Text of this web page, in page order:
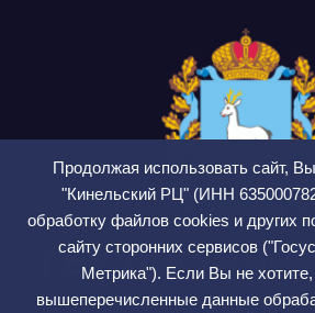
Продолжая использовать сайт,
"Кинельский РЦ" (ИНН
обработку файлов cookies и других
сайту сторонних сервисов
Метрика"). Если Вы не
вышеперечисленные данные
ГБУ ДПО